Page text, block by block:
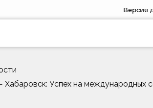
Версия
Успех на международных